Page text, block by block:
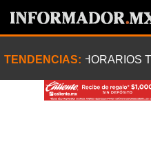
TENDENCIAS: HORARIOS